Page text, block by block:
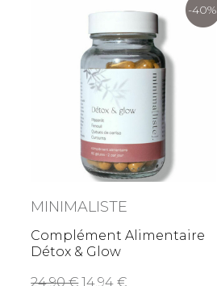
-40%
MINIMALISTE
Complément Alimentaire
Détox & Glow
24,90 14,94